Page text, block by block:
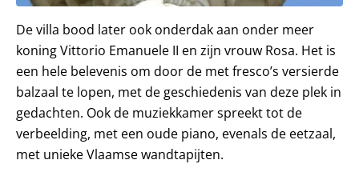
De villa bood later ook onderdak aan onder meer
koning Vittorio Emanuele II en zijn vrouw Rosa. Het is
een hele belevenis om door de met fresco’s versierde
balzaal te lopen, met de geschiedenis van deze plek in
gedachten. Ook de muziekkamer spreekt tot de
verbeelding, met een oude piano, evenals de eetzaal,
met unieke Vlaamse wandtapijten.